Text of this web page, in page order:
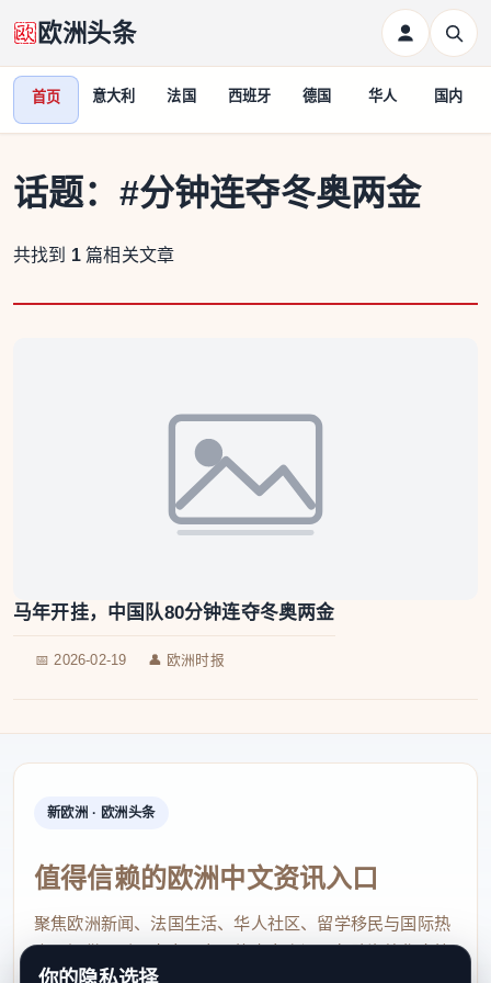
欧洲头条
首页 意大利 法国 西班牙 德国 华人 国内
话题： #分钟连夺冬奥两金
共找到 1 篇相关文章
马年开挂，中国队80分钟连夺冬奥两金
📅 2026-02-19 👤 欧洲时报
新欧洲 · 欧洲头条
值得信赖的欧洲中文资讯入口
聚焦欧洲新闻、法国生活、华人社区、留学移民与国际热
点，提供及时、真实、实用的中文资讯，帮助海外华人快
你的隐私选择